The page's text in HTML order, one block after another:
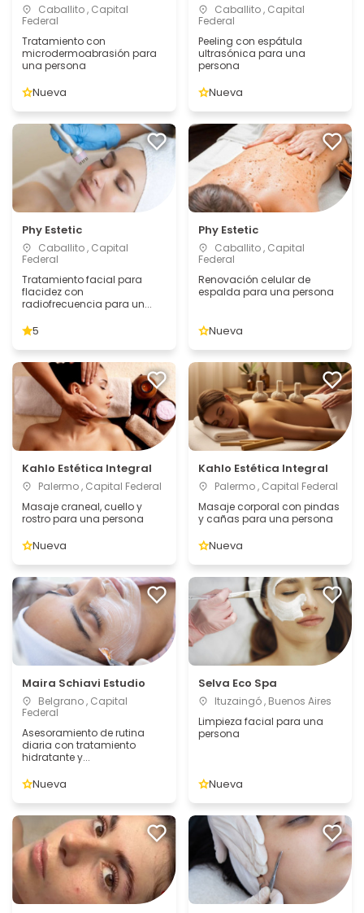
Caballito , Capital
Federal
Tratamiento con
microdermoabrasión para
una persona
Nueva
Caballito , Capital
Federal
Peeling con espátula
ultrasónica para una
persona
Nueva
Phy Estetic
Caballito , Capital
Federal
Tratamiento facial para
flacidez con
radiofrecuencia para un...
5
Phy Estetic
Caballito , Capital
Federal
Renovación celular de
espalda para una persona
Nueva
Kahlo Estética Integral
Palermo , Capital Federal
Masaje craneal, cuello y
rostro para una persona
Nueva
Kahlo Estética Integral
Palermo , Capital Federal
Masaje corporal con pindas
y cañas para una persona
Nueva
Maira Schiavi Estudio
Belgrano , Capital
Federal
Asesoramiento de rutina
diaria con tratamiento
hidratante y...
Nueva
Selva Eco Spa
Ituzaingó , Buenos Aires
Limpieza facial para una
persona
Nueva